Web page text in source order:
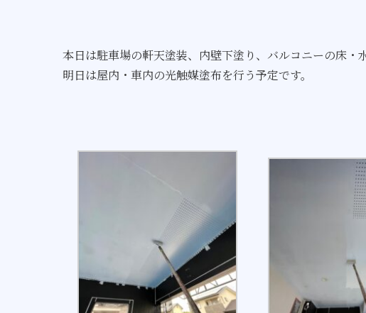
本日は駐車場の軒天塗装、内壁下塗り、バルコニーの床・
明日は屋内・車内の光触媒塗布を行う予定です。